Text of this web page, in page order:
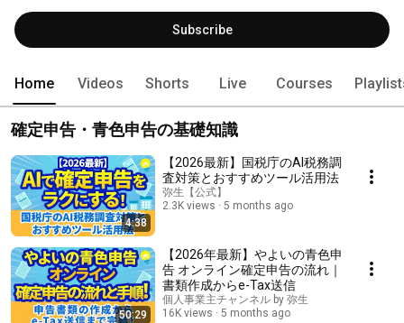
Subscribe
Home Videos Shorts Live Courses
確定申告・青色申告の基礎知識
4:38
【2026最新】国税庁のAI税務調
査対策とおすすめツール活用法
弥生【公式】
2.3K views
5 months ago
50:29
【2026年最新】やよいの青色申
告 オンライン確定申告の流れ｜
書類作成からe-Tax送信
個人事業主チャンネル by 弥生
16K views
5 months ago